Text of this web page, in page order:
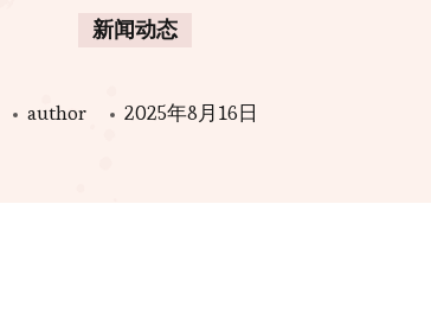
新闻动态
author 2025年8月16日